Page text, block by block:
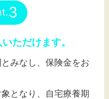
3
ただけます。
みなし、保険金をお
となり、自宅療養期